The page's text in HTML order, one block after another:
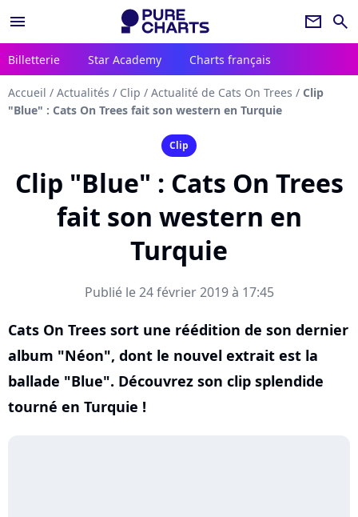
menu newsletter search
Billetterie Star Academy Charts français
Accueil / Actualités / Clip / Actualité de Cats On Trees / Clip
"Blue" : Cats On Trees fait son western en Turquie
Clip
Clip "Blue" : Cats On Trees
fait son western en
Turquie
Publié le 24 février 2019 à 17:45
Cats On Trees sort une réédition de son dernier
album "Néon", dont le nouvel extrait est la
ballade "Blue". Découvrez son clip splendide
tourné en Turquie !